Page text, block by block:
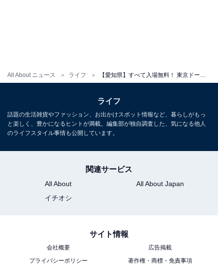
All About ニュース ライフ
愛知県春日井市朝宮町4丁目1番地2（朝宮公園管理事務
所）
JR中央線「春日井駅」からかすがいシティバス「朝宮公
あわせて読みたい
【愛知県】3公園すべて入園無料！ 森のロン
ライフ
話題の生活雑貨やファッション、お出かけスポット情報など、暮らしがもっ
と楽しく、豊かになるヒントが満載。編集部が独自調査した、気になる他人
のライフスタイル事情も公開しています。
関連サービス
All About
All About Japan
イチオシ
サイト情報
会社概要
広告掲載
プライバシーポリシー
著作権・商標・免責事項